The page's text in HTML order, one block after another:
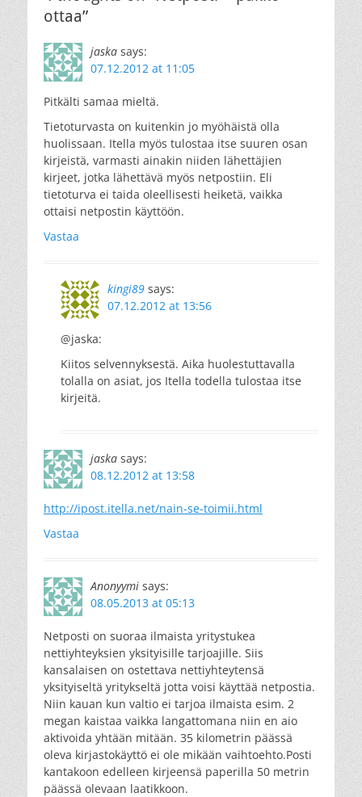
ottaa”
jaska says:
07.12.2012 at 11:05
Pitkälti samaa mieltä.
Tietoturvasta on kuitenkin jo myöhäistä olla
huolissaan. Itella myös tulostaa itse suuren osan
kirjeistä, varmasti ainakin niiden lähettäjien
kirjeet, jotka lähettävä myös netpostiin. Eli
tietoturva ei taida oleellisesti heiketä, vaikka
ottaisi netpostin käyttöön.
Vastaa
kingi89 says:
07.12.2012 at 13:56
@jaska:
Kiitos selvennyksestä. Aika huolestuttavalla
tolalla on asiat, jos Itella todella tulostaa itse
kirjeitä.
jaska says:
08.12.2012 at 13:58
http://ipost.itella.net/nain-se-toimii.html
Vastaa
Anonyymi says:
08.05.2013 at 05:13
Netposti on suoraa ilmaista yritystukea
nettiyhteyksien yksityisille tarjoajille. Siis
kansalaisen on ostettava nettiyhteytensä
yksityiseltä yritykseltä jotta voisi käyttää netpostia.
Niin kauan kun valtio ei tarjoa ilmaista esim. 2
megan kaistaa vaikka langattomana niin en aio
aktivoida yhtään mitään. 35 kilometrin päässä
oleva kirjastokäyttö ei ole mikään vaihtoehto.Posti
kantakoon edelleen kirjeensä paperilla 50 metrin
päässä olevaan laatikkoon.